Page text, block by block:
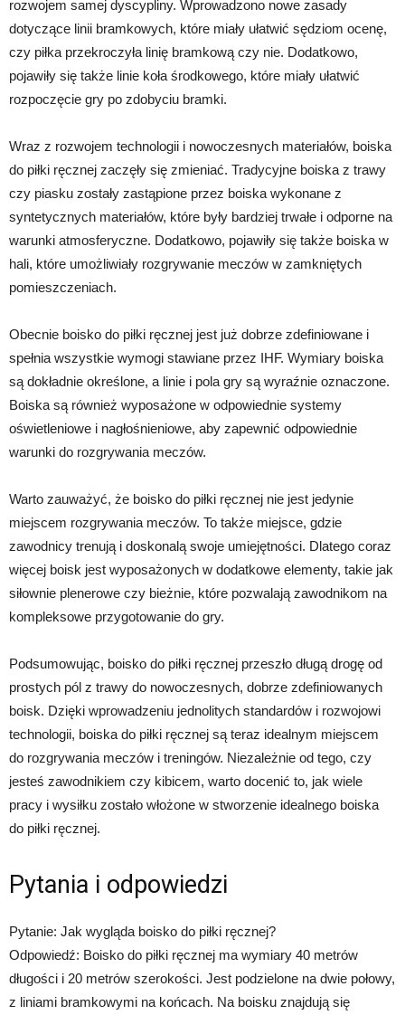
rozwojem samej dyscypliny. Wprowadzono nowe zasady
dotyczące linii bramkowych, które miały ułatwić sędziom ocenę,
czy piłka przekroczyła linię bramkową czy nie. Dodatkowo,
pojawiły się także linie koła środkowego, które miały ułatwić
rozpoczęcie gry po zdobyciu bramki.
Wraz z rozwojem technologii i nowoczesnych materiałów, boiska
do piłki ręcznej zaczęły się zmieniać. Tradycyjne boiska z trawy
czy piasku zostały zastąpione przez boiska wykonane z
syntetycznych materiałów, które były bardziej trwałe i odporne na
warunki atmosferyczne. Dodatkowo, pojawiły się także boiska w
hali, które umożliwiały rozgrywanie meczów w zamkniętych
pomieszczeniach.
Obecnie boisko do piłki ręcznej jest już dobrze zdefiniowane i
spełnia wszystkie wymogi stawiane przez IHF. Wymiary boiska
są dokładnie określone, a linie i pola gry są wyraźnie oznaczone.
Boiska są również wyposażone w odpowiednie systemy
oświetleniowe i nagłośnieniowe, aby zapewnić odpowiednie
warunki do rozgrywania meczów.
Warto zauważyć, że boisko do piłki ręcznej nie jest jedynie
miejscem rozgrywania meczów. To także miejsce, gdzie
zawodnicy trenują i doskonalą swoje umiejętności. Dlatego coraz
więcej boisk jest wyposażonych w dodatkowe elementy, takie jak
siłownie plenerowe czy bieżnie, które pozwalają zawodnikom na
kompleksowe przygotowanie do gry.
Podsumowując, boisko do piłki ręcznej przeszło długą drogę od
prostych pól z trawy do nowoczesnych, dobrze zdefiniowanych
boisk. Dzięki wprowadzeniu jednolitych standardów i rozwojowi
technologii, boiska do piłki ręcznej są teraz idealnym miejscem
do rozgrywania meczów i treningów. Niezależnie od tego, czy
jesteś zawodnikiem czy kibicem, warto docenić to, jak wiele
pracy i wysiłku zostało włożone w stworzenie idealnego boiska
do piłki ręcznej.
Pytania i odpowiedzi
Pytanie: Jak wygląda boisko do piłki ręcznej?
Odpowiedź: Boisko do piłki ręcznej ma wymiary 40 metrów
długości i 20 metrów szerokości. Jest podzielone na dwie połowy,
z liniami bramkowymi na końcach. Na boisku znajdują się